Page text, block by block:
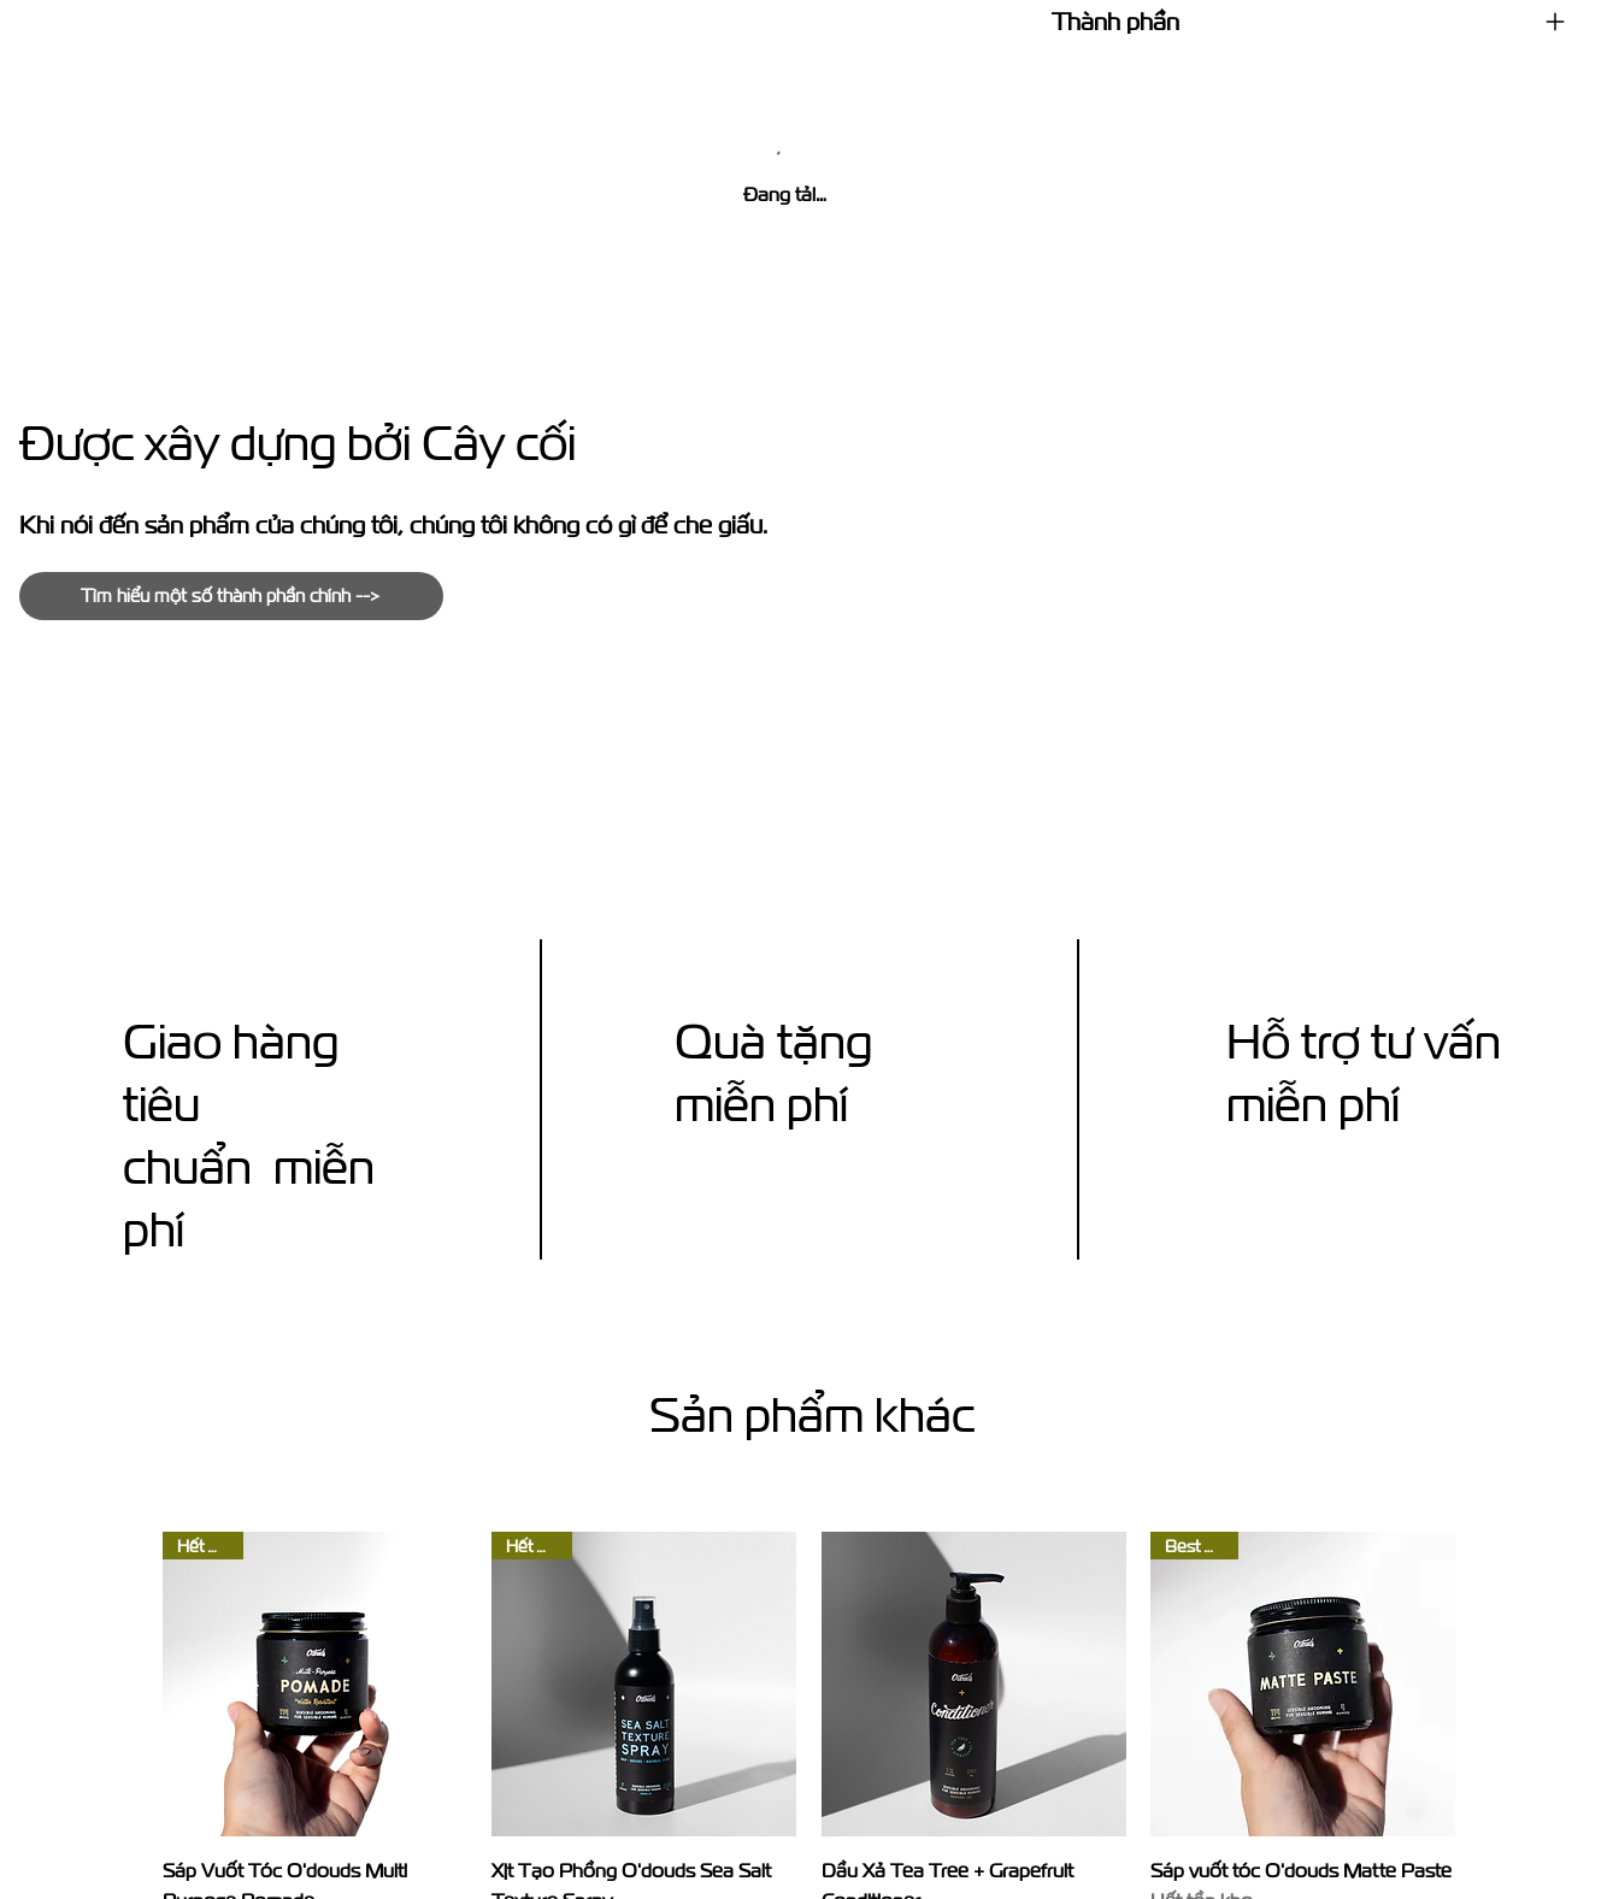
Được xây dựng bởi Cây cối
Khi nói đến sản phẩm của chúng tôi, chúng tôi không có gì để che giấu.
Tìm hiểu một số thành phần chính -->
Thành phần
Đang tải…
Giao hàng
tiêu
chuẩn miễn
phí
Quà tặng
miễn phí
Hỗ trợ tư vấn
miễn phí
Sản phẩm khác
Xem nhanh
Hết Hàng
Sáp Vuốt Tóc O'douds Multi
Xem nhanh
Hết Hàng
Xịt Tạo Phồng O'douds Sea Salt
Xem nhanh
Dầu Xả Tea Tree + Grapefruit
Xem nhanh
Best Seller
Sáp vuốt tóc O'douds Matte Paste